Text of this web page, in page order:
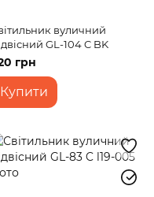
вуличний
GL-104 C BK
грн
Купити